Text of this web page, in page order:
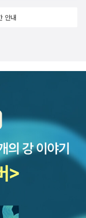
을 뿐이다.
의 셔츠’로 기능하는데,
일란성 샴쌍둥이로 애초
여 어느 일란성 쌍둥이보
머니는 남자 아이들에게
과 여의사였던 메리언
, 시바는 스스로의 힘으
의학에 관하여 일가를
메리언에게 이른 죽음이
한 입심으로 처음부터
니 독자 제위는 일독을
란에 총을 쏘아댄 경험,
하나는 보장한다. 영국
술이 깨자 여태 살아온
에 손을 얹고 맹세하고,
브리지라는 작은 도시 또
재미있어지려니까 어
자식임을 주장하는 모녀
설은 백 번 이야기를 들
하인리히 뵐, <천사는
허가 된 독일, 특히 자신
스가 <여인의 초상>에
이는 이것을 직접적인
안 그의 모습을 떠올릴
사가 너무 자세하면 오
사는 본래의 목적을 해치
때문이다. 만화 정도의 윤
나가 이야기를 발전시
위를 나
리라. 그는 마돈나의 노
좀 흐른 후에 읽어도
였으되 실제로 작품을
괜찮으면 <파도를 헤치
예전에 학원사판으
문에 14부작. 비엔날레
책으로 읽었던 당시에는
번 다 깊이있게 즐기지
나왔던, 그로 인해 한동안
안내